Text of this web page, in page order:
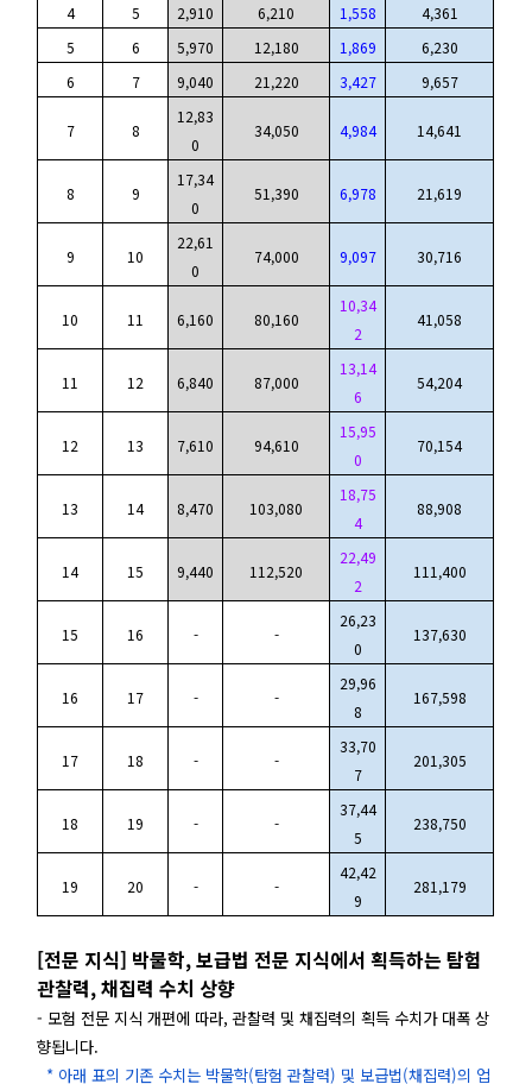
4
5 2,910 6,210 1,558
4,361
5
6 5,970 12,180 1,869
6,230
6
7 9,040 21,220 3,427 9,657
7 8
12,83
0
34,050 4,984 14,641
8 9
17,34
0
51,390 6,978 21,619
9 10
22,61
0
74,000 9,097 30,716
10 11 6,160 80,160
10,34
2
41,058
11 12 6,840 87,000
13,14
6
54,204
12 13 7,610 94,610
15,95
0
70,154
13 14 8,470 103,080
18,75
4
88,908
14 15 9,440 112,520
22,49
2
111,400
15 16 - -
26,23
0
137,630
16 17 - -
29,96
8
167,598
17 18 - -
33,70
7
201,305
18 19 - -
37,44
5
238,750
19 20 - -
42,42
9
281,179
[전문 지식] 박물학, 보급법 전문 지식에서 획득하는 탐험
관찰력, 채집력 수치 상향
- 모험 전문 지식 개편에 따라, 관찰력 및 채집력의 획득 수치가 대폭 상
향됩니다.
* 아래 표의 기존 수치는 박물학(탐험 관찰력) 및 보급법(채집력)의 업